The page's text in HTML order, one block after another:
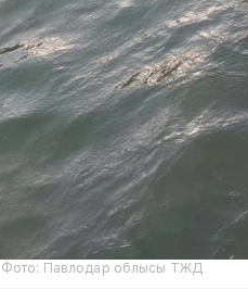
Фото: Павлодар облысы ТЖД